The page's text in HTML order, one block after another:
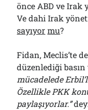
önce ABD ve
Ve dahi Irak
sayıyormu?
Fidan, Meclis’te
düzenlediği basın
mücadelede
Özellikle PKK
paylaşıyorlar.”